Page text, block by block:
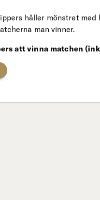
håller mönstret
man vinner.
att vinna matchen